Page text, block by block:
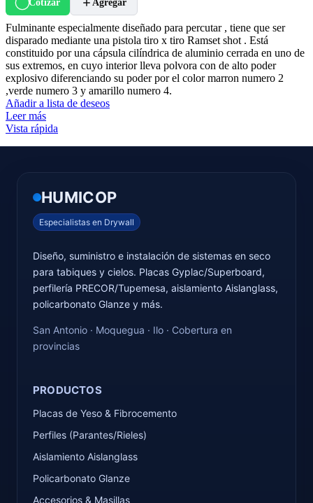
Cotizar Agregar
Fulminante especialmente diseñado para percutar , tiene que ser
disparado mediante una pistola tiro x tiro Ramset shot . Está
constituido por una cápsula cilíndrica de aluminio cerrada en uno de
sus extremos, en cuyo interior lleva polvora con de alto poder
explosivo diferenciando su poder por el color marron numero 2
,verde numero 3 y amarillo numero 4.
Añadir a lista de deseos
Leer más
Vista rápida
HUMICOP
Especialistas en Drywall
Diseño, suministro e instalación de sistemas en seco
para tabiques y cielos. Placas Gyplac/Superboard,
perfilería PRECOR/Tupemesa, aislamiento Aislanglass,
policarbonato Glanze y más.
San Antonio · Moquegua · Ilo · Cobertura en
provincias
PRODUCTOS
Placas de Yeso & Fibrocemento
Perfiles (Parantes/Rieles)
Aislamiento Aislanglass
Policarbonato Glanze
Accesorios & Masillas